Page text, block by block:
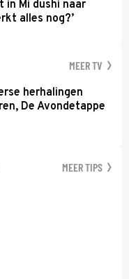
in Mi dushi naar
alles nog?’
MEER TV
herhalingen
De Avondetappe
MEER TIPS